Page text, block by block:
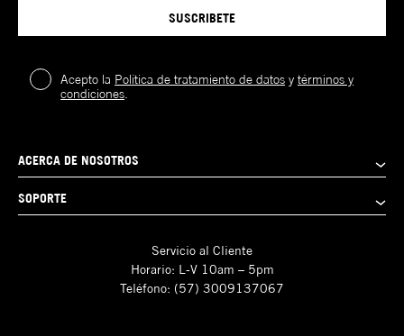
SUSCRIBETE
Acepto la Política de tratamiento de datos ytérminos y
condiciones
ACERCA DE NOSOTROS
SOPORTE
Servicio al Cliente
Horario: L-V 10am – 5pm
Teléfono: (57) 3009137067